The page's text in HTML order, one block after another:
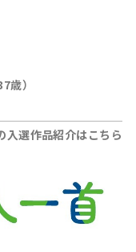
）
入選作品紹介はこちら